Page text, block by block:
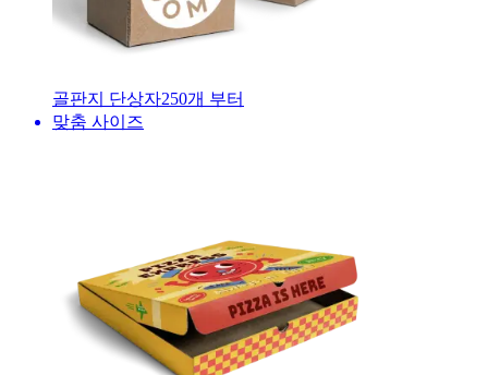
골판지 단상자250개 부터
맞춤 사이즈